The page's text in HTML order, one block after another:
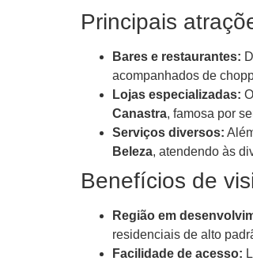
Principais
Bares e restaurantes:
acompanhados de
Lojas especializadas:
Canastra, famosa por
Serviços diversos:
Beleza, atendendo às
Benefícios de
Região em
residenciais de alto
Facilidade de acesso: